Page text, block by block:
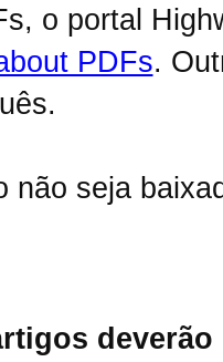
o portal
PDFs.
não seja